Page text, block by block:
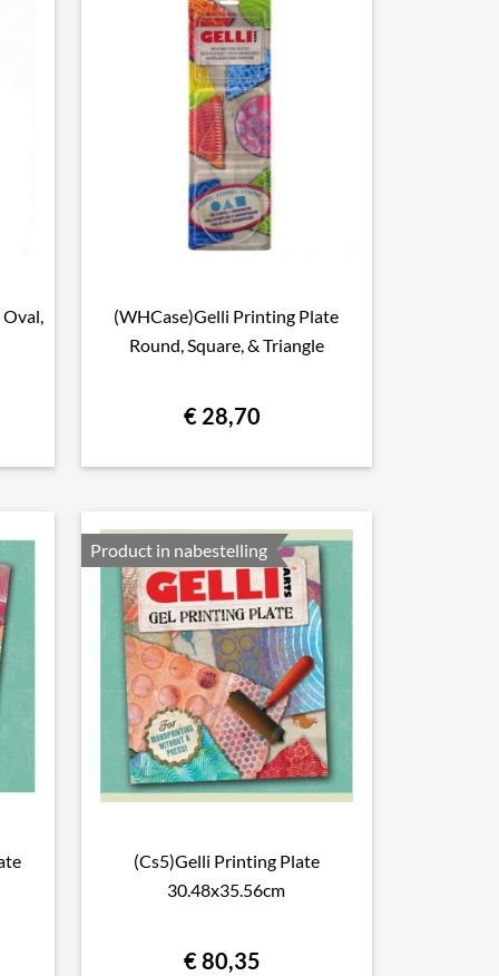
 Snel bekijken
(WHCase)Gelli Printing Plate
Round, Square, & Triangle
€ 28,70
Product in nabestelling
 Snel bekijken
(Cs5)Gelli Printing Plate
30.48x35.56cm
€ 80,35